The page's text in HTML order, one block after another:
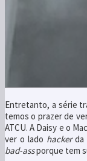
Entretanto, a série
temos o prazer de
ATCU. A Daisy e o
ver o lado hackerda
bad-assporque tem